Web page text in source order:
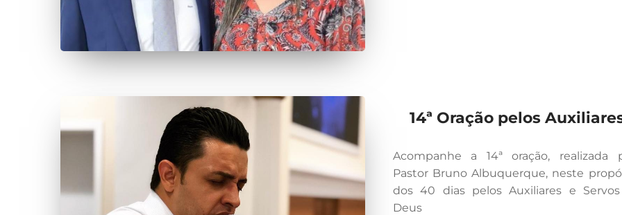
14ª Oração pelos
Acompanhe a 14ª oração, realizada
Pastor Bruno Albuquerque, neste
dos 40 dias pelos Auxiliares e
Deus